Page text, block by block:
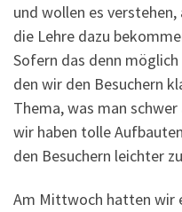
und wollen es
die Lehre dazu
Sofern das denn
den wir den Besuchern
Thema, was man
wir haben tolle
den Besuchern leichter
Am Mittwoch hatten wir